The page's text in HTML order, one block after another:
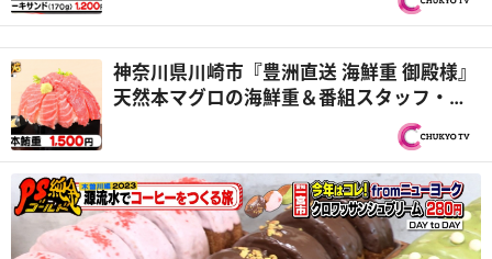
神奈川県川崎市『豊洲直送 海鮮重 御殿様』
天然本マグロの海鮮重＆番組スタッフ・茜D
がメニュー考案！？『オモウマい店』